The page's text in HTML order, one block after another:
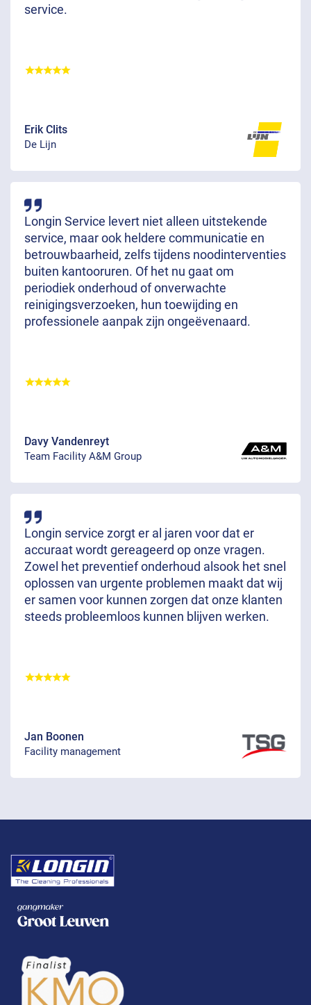
service.
Erik Clits
De Lijn
Longin Service levert niet alleen uitstekende
service, maar ook heldere communicatie en
betrouwbaarheid, zelfs tijdens noodinterventies
buiten kantooruren. Of het nu gaat om
periodiek onderhoud of onverwachte
reinigingsverzoeken, hun toewijding en
professionele aanpak zijn ongeëvenaard.
Davy Vandenreyt
Team Facility A&M Group
Longin service zorgt er al jaren voor dat er
accuraat wordt gereageerd op onze vragen.
Zowel het preventief onderhoud alsook het snel
oplossen van urgente problemen maakt dat wij
er samen voor kunnen zorgen dat onze klanten
steeds probleemloos kunnen blijven werken.
Jan Boonen
Facility management